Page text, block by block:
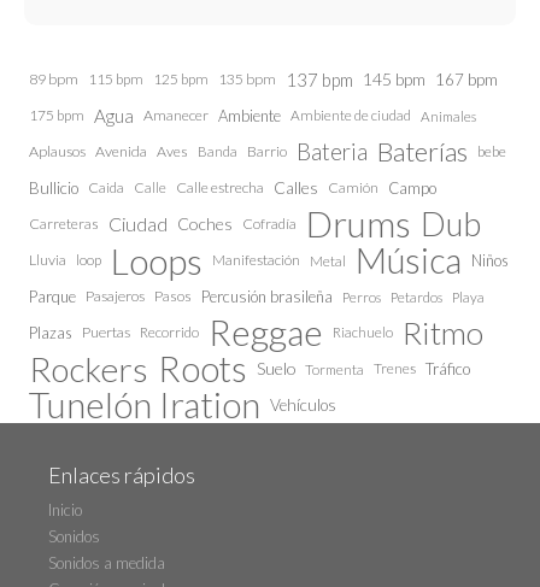
89 bpm 115 bpm 125 bpm 135 bpm 137 bpm 145 bpm 167 bpm
175 bpm Agua Amanecer Ambiente Ambiente de ciudad Animales
Aplausos Avenida Aves Banda Barrio Bateria Baterías bebe
Bullicio Caida Calle Calle estrecha Calles Camión Campo
Carreteras Ciudad Coches Cofradía Drums Dub
Lluvia loop Loops Manifestación Metal Música
Niños
Parque Pasajeros Pasos Percusión brasileña Perros Petardos Playa
Plazas Puertas Recorrido Reggae Riachuelo Ritmo
Rockers Roots Suelo Tormenta Trenes Tráfico
Tunelón Iration Vehículos
Enlaces rápidos
Inicio
Sonidos
Sonidos a medida